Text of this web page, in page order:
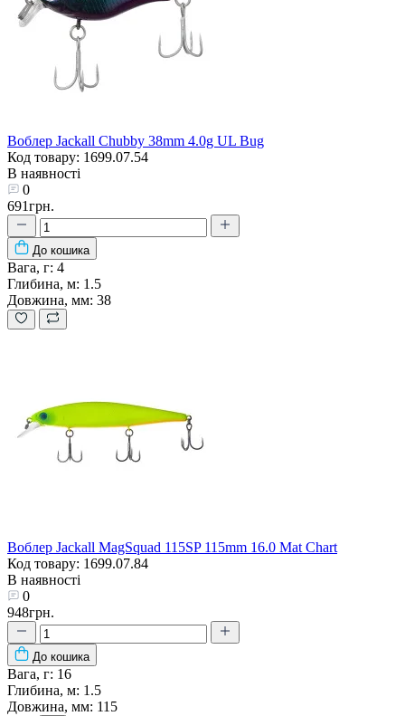
Воблер Jackall Chubby 38mm 4.0g UL Bug
Код товару: 1699.07.54
В наявності
0
691грн.
До кошика
Вага, г: 4
Глибина, м: 1.5
Довжина, мм: 38
Воблер Jackall MagSquad 115SP 115mm 16.0 Mat Chart
Код товару: 1699.07.84
В наявності
0
948грн.
До кошика
Вага, г: 16
Глибина, м: 1.5
Довжина, мм: 115